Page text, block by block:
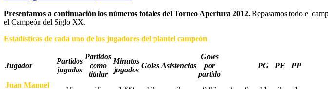
Presentamos a continuación los números totales del Torneo Apertura 2012. Repasamos todo el
el Campeón del Siglo XX.
Estadísticas de cada uno de los jugadores del plantel campeón
Jugador
Partidos
jugados
Partidos
como
titular
Minutos
jugados
Goles Asistencias
Goles
por
partido
PG PE PP
Juan Manuel